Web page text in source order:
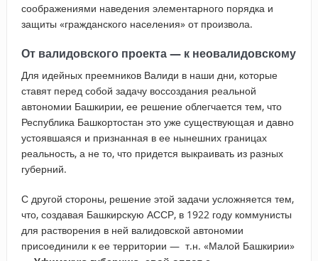
соображениями наведения элементарного порядка и
защиты «гражданского населения» от произвола.
От валидовского проекта — к неовалидовскому
Для идейных преемников Валиди в наши дни, которые
ставят перед собой задачу воссоздания реальной
автономии Башкирии, ее решение облегчается тем, что
Республика Башкортостан это уже существующая и давно
устоявшаяся и признанная в ее нынешних границах
реальность, а не то, что придется выкраивать из разных
губерний.
С другой стороны, решение этой задачи усложняется тем,
что, создавая Башкирскую АССР, в 1922 году коммунисты
для растворения в ней валидовской автономии
присоединили к ее территории — т.н. «Малой Башкирии»